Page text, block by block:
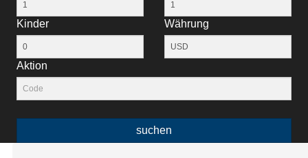
Kinder Währung
Aktion
suchen